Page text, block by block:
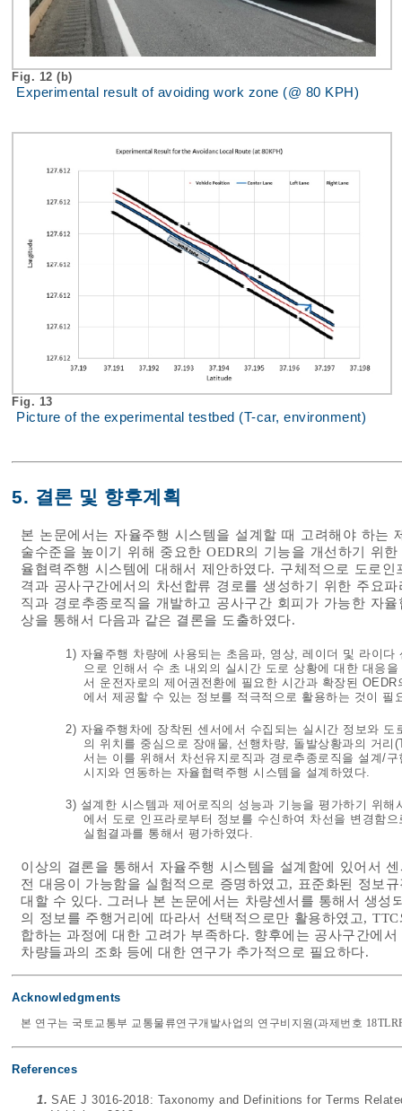
Fig. 12 (b)
Experimental result of avoiding work zone (@ 80 KPH)
Fig. 13
Picture of the experimental testbed (T-car, environment)
5. 결론 및 향후계획
본 논문에서는 자율주행 시스템을 설계할 때 고려해야 하는
술수준을 높이기 위해 중요한 OEDR의 기능을 개선하기 위
율협력주행 시스템에 대해서 제안하였다. 구체적으로 도로
격과 공사구간에서의 차선합류 경로를 생성하기 위한 주요
직과 경로추종로직을 개발하고 공사구간 회피가 가능한 자
상을 통해서 다음과 같은 결론을 도출하였다.
1) 자율주행 차량에 사용되는 초음파, 영상, 레이더 및 라이
으로 인해서 수 초 내외의 실시간 도로 상황에 대한 대응
서 운전자로의 제어권전환에 필요한 시간과 확장된
에서 제공할 수 있는 정보를 적극적으로 활용하는 것이 필
2) 자율주행차에 장착된 센서에서 수집되는 실시간 정보와
의 위치를 중심으로 장애물, 선행차량, 돌발상황과의 거
서는 이를 위해서 차선유지로직과 경로추종로직을 설계/
시지와 연동하는 자율협력주행 시스템을 설계하였다.
3) 설계한 시스템과 제어로직의 성능과 기능을 평가하기 위
에서 도로 인프라로부터 정보를 수신하여 차선을 변경함
실험결과를 통해서 평가하였다.
이상의 결론을 통해서 자율주행 시스템을 설계함에 있어서
전 대응이 가능함을 실험적으로 증명하였고, 표준화된 정보
대할 수 있다. 그러나 본 논문에서는 차량센서를 통해서 생
의 정보를 주행거리에 따라서 선택적으로만 활용하였고,
합하는 과정에 대한 고려가 부족하다. 향후에는 공사구간에
차량들과의 조화 등에 대한 연구가 추가적으로 필요하다.
Acknowledgments
본 연구는 국토교통부 교통물류연구개발사업의 연구비지원(과제번호
References
1. SAE J 3016-2018: Taxonomy and Definitions for Terms